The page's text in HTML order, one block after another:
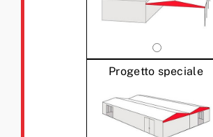
Progetto speciale